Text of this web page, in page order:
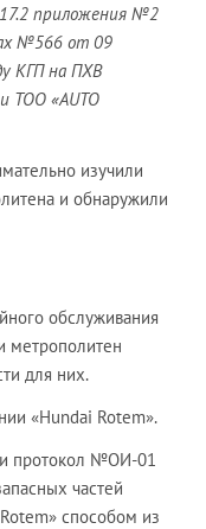
приложения №2
№566 от 09
КГП на ПХВ
ТОО «AUTO
изучили
и обнаружили
обслуживания
метрополитен
для них.
«Hundai Rotem».
протокол №ОИ-01
частей
способом из